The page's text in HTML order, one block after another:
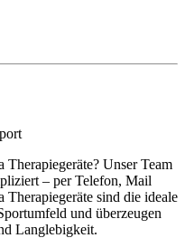
Therapiegeräte? Unser Team
– per Telefon, Mail
sind die ideale
und überzeugen
Langlebigkeit.